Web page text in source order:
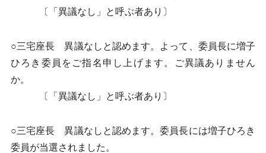
〔「異議なし」と呼ぶ者あり〕
○三宅座長 異議なしと認めます。よって、委員長に増子
ひろき委員をご指名申し上げます。ご異議ありません
か。
〔「異議なし」と呼ぶ者あり〕
○三宅座長 異議なしと認めます。委員長には増子ひろき
委員が当選されました。